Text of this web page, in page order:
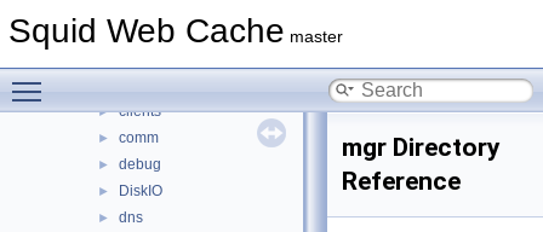
Squid Web Cache master
► anyp
► clients
► comm
► debug
► DiskIO
► dns
mgr Directory
Reference